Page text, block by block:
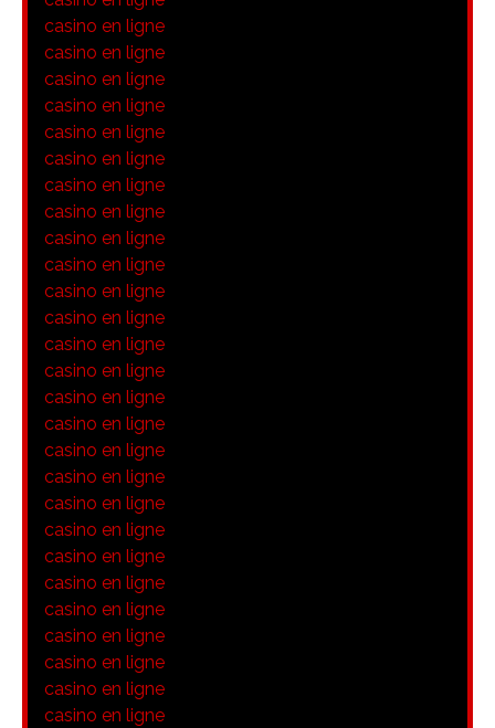
casino en ligne
casino en ligne
casino en ligne
casino en ligne
casino en ligne
casino en ligne
casino en ligne
casino en ligne
casino en ligne
casino en ligne
casino en ligne
casino en ligne
casino en ligne
casino en ligne
casino en ligne
casino en ligne
casino en ligne
casino en ligne
casino en ligne
casino en ligne
casino en ligne
casino en ligne
casino en ligne
casino en ligne
casino en ligne
casino en ligne
casino en ligne